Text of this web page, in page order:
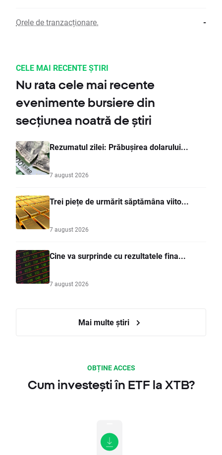
Orele de tranzacționare. -
CELE MAI RECENTE ȘTIRI
Nu rata cele mai recente
evenimente bursiere din
secțiunea noatră de știri
Rezumatul zilei: Prăbușirea dolarului...
7 august 2026
Trei piețe de urmărit săptămâna viito...
7 august 2026
Cine va surprinde cu rezultatele fina...
7 august 2026
Mai multe știri
OBȚINE ACCES
Cum investești în ETF la XTB?